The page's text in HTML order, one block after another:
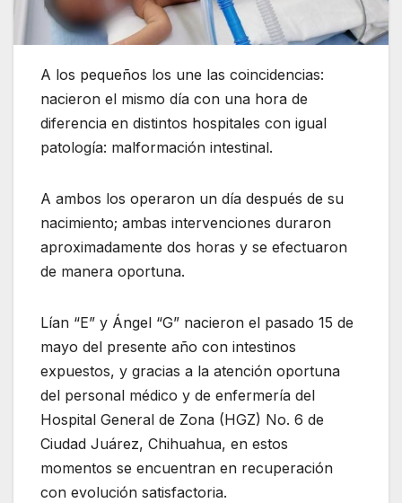
A los pequeños los une las coincidencias:
nacieron el mismo día con una hora de
diferencia en distintos hospitales con igual
patología: malformación intestinal.
A ambos los operaron un día después de su
nacimiento; ambas intervenciones duraron
aproximadamente dos horas y se efectuaron
de manera oportuna.
Lían “E” y Ángel “G” nacieron el pasado 15 de
mayo del presente año con intestinos
expuestos, y gracias a la atención oportuna
del personal médico y de enfermería del
Hospital General de Zona (HGZ) No. 6 de
Ciudad Juárez, Chihuahua, en estos
momentos se encuentran en recuperación
con evolución satisfactoria.